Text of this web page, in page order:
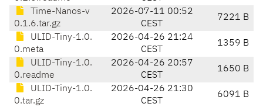
Time-Nanos-v
0.1.6.tar.gz
2026-07-11 00:52
CEST
7221 B
ULID-Tiny-1.0.
0.meta
2026-04-26 21:24
CEST
1359 B
ULID-Tiny-1.0.
0.readme
2026-04-26 20:57
CEST
1650 B
ULID-Tiny-1.0.
0.tar.gz
2026-04-26 21:30
CEST
6091 B